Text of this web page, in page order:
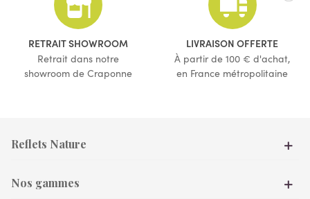
(3 avis)
RETRAIT SHOWROOM
Retrait dans notre
showroom de Craponne
LIVRAISON OFFERTE
À partir de 100 € d'achat,
en France métropolitaine
Reflets Nature
Nos gammes